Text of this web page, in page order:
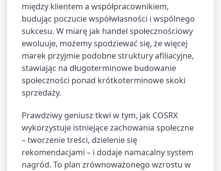
między klientem a współpracownikiem,
budując poczucie współwłasności i wspólnego
sukcesu. W miarę jak handel społecznościowy
ewoluuje, możemy spodziewać się, że więcej
marek przyjmie podobne struktury afiliacyjne,
stawiając na długoterminowe budowanie
społeczności ponad krótkoterminowe skoki
sprzedaży.
Prawdziwy geniusz tkwi w tym, jak COSRX
wykorzystuje istniejące zachowania społeczne
– tworzenie treści, dzielenie się
rekomendacjami – i dodaje namacalny system
nagród. To plan zrównoważonego wzrostu w